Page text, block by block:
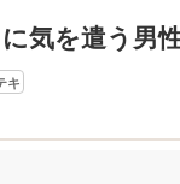
気を遣う男
キ